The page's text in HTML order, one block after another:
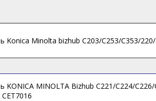
Konica Minolta bizhub C203/C253/C353/
KONICA MINOLTA Bizhub C221/C224/C226/
CET7016